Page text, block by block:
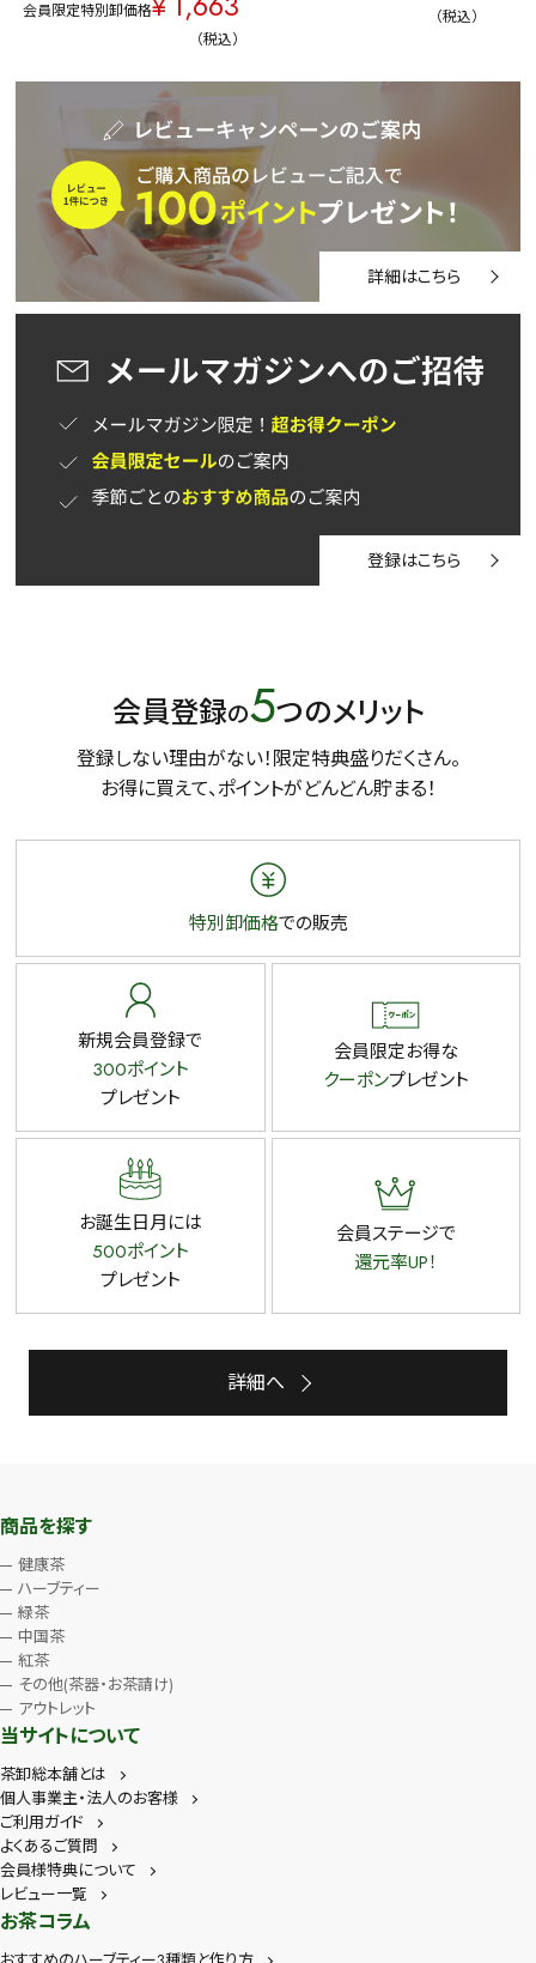
会員限定特別卸価格
税込
税込
詳細はこちら
登録はこちら
会員登録の5つのメリット
登録しない理由がない！限定特典盛りだくさん。
お得に買えて、ポイントがどんどん貯まる！
特別卸価格での販売
新規会員登録で
300ポイント
プレゼント
会員限定お得な
クーポンプレゼント
お誕生日月には
500ポイント
プレゼント
会員ステージで
還元率UP！
詳細へ
商品を探す
健康茶
ハーブティー
緑茶
中国茶
紅茶
その他(茶器・お茶請け)
アウトレット
当サイトについて
茶卸総本舗とは
個人事業主・法人のお客様
ご利用ガイド
よくあるご質問
会員様特典について
レビュー一覧
お茶コラム